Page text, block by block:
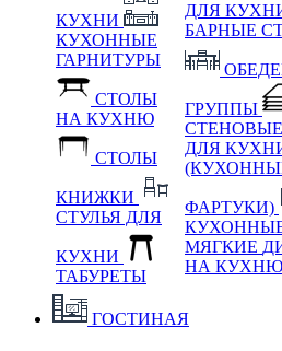
КУХНИ
КУХОННЫЕ
ГАРНИТУРЫ
СТОЛЫ
НА КУХНЮ
СТОЛЫ
КНИЖКИ
СТУЛЬЯ ДЛЯ
КУХНИ
ТАБУРЕТЫ
ДЛЯ
БАРНЫЕ
ГРУППЫ
ДЛЯ
ФАРТУКИ)
МЯГКИЕ
НА КУХНЮ
ГОСТИНАЯ